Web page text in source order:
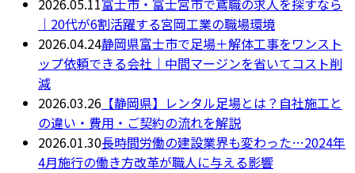
2026.05.11富士市・富士宮市で鳶職の求人を探すなら
｜20代が6割活躍する宮岡工業の職場環境
2026.04.24静岡県富士市で足場＋解体工事をワンスト
ップ依頼できる会社｜中間マージンを省いてコスト削
減
2026.03.26 【静岡県】レンタル足場とは？自社施工と
の違い・費用・ご契約の流れを解説
2026.01.30長時間労働の建設業界も変わった…2024年
4月施行の働き方改革が職人に与える影響